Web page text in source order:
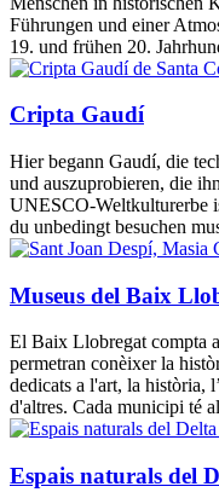
Führungen und einer
19. und frühen 20.
Cripta Gaudí
Hier begann Gaudí, die
und auszuprobieren, die
UNESCO-Weltkulturerbe
du unbedingt besuchen
Museus del Baix
El Baix Llobregat compta
permetran conèixer la
dedicats a l'art, la història,
d'altres. Cada municipi té
Espais naturals del